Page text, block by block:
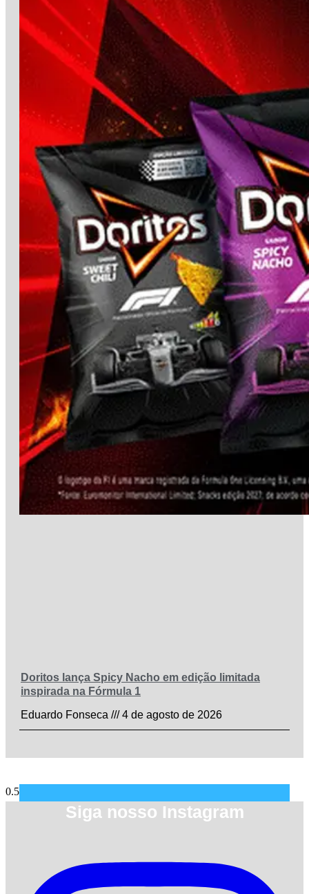
Doritos lança Spicy Nacho em edição limitada
inspirada na Fórmula 1
Eduardo Fonseca
4 de agosto de 2026
Siga nosso Instagram